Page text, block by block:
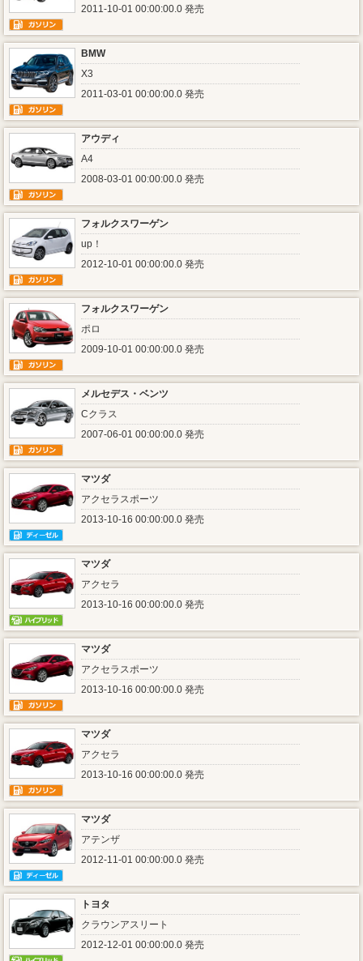
2011-10-01 00:00:00.0 発売
BMW
X3
2011-03-01 00:00:00.0 発売
アウディ
A4
2008-03-01 00:00:00.0 発売
フォルクスワーゲン
up！
2012-10-01 00:00:00.0 発売
フォルクスワーゲン
ポロ
2009-10-01 00:00:00.0 発売
メルセデス・ベンツ
Cクラス
2007-06-01 00:00:00.0 発売
マツダ
アクセラスポーツ
2013-10-16 00:00:00.0 発売
マツダ
アクセラ
2013-10-16 00:00:00.0 発売
マツダ
アクセラスポーツ
2013-10-16 00:00:00.0 発売
マツダ
アクセラ
2013-10-16 00:00:00.0 発売
マツダ
アテンザ
2012-11-01 00:00:00.0 発売
トヨタ
クラウンアスリート
2012-12-01 00:00:00.0 発売